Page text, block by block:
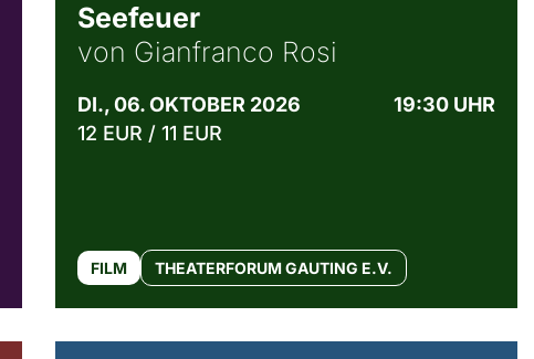
Seefeuer
von Gianfranco Rosi
DI., 06. OKTOBER 2026
19:30 UHR
12 EUR / 11 EUR
FILM THEATERFORUM GAUTING E.V.